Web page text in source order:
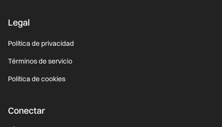
Legal
Política de privacidad
Términos de servicio
Política de cookies
Conectar